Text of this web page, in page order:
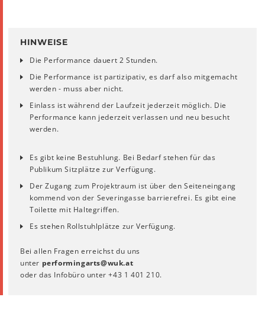
HINWEISE
Die Performance dauert 2 Stunden.
Die Performance ist partizipativ, es darf also mitgemacht
werden - muss aber nicht.
Einlass ist während der Laufzeit jederzeit möglich. Die
Performance kann jederzeit verlassen und neu besucht
werden.
Es gibt keine Bestuhlung. Bei Bedarf stehen für das
Publikum Sitzplätze zur Verfügung.
Der Zugang zum Projektraum ist über den Seiteneingang
kommend von der Severingasse barrierefrei. Es gibt eine
Toilette mit Haltegriffen.
Es stehen Rollstuhlplätze zur Verfügung.
Bei allen Fragen erreichst du uns
unter performingarts@wuk.at
oder das Infobüro unter +43 1 401 210.